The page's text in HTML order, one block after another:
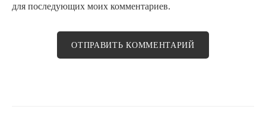
для последующих моих комментариев.